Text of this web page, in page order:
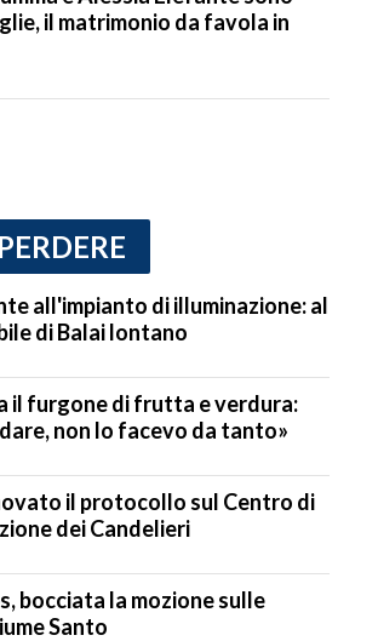
il matrimonio da favola in
PERDERE
all'impianto di illuminazione: al
di Balai lontano
il furgone di frutta e verdura:
non lo facevo da tanto»
il protocollo sul Centro di
dei Candelieri
bocciata la mozione sulle
Santo